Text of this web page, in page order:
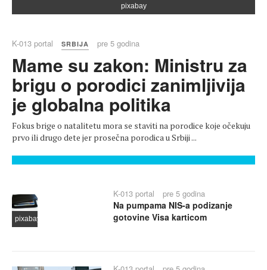
pixabay
K-013 portal SRBIJA pre 5 godina
Mame su zakon: Ministru za
brigu o porodici zanimljivija
je globalna politika
Fokus brige o natalitetu mora se staviti na porodice koje očekuju
prvo ili drugo dete jer prosečna porodica u Srbiji ...
pixabay
K-013 portal pre 5 godina
Na pumpama NIS-a podizanje
gotovine Visa karticom